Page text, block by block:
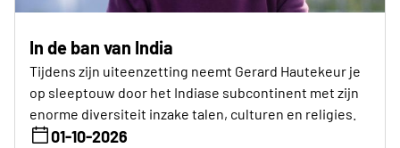
In de ban van India
Tijdens zijn uiteenzetting neemt Gerard Hautekeur je
op sleeptouw door het Indiase subcontinent met zijn
enorme diversiteit inzake talen, culturen en religies.
01-10-2026